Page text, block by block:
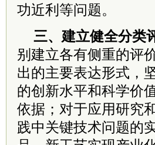
功近利等问题。
三、建立健全分类
别建立各有侧重的评
出的主要表达形式，
的创新水平和科学价
依据；对于应用研究
践中关键技术问题的